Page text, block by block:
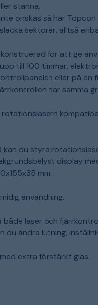
stanna.
önskas så har Topcon
sektorer, alltså
för att ge
till 100 timmar,
eller på en
har samma
du styra
display
mm.
användning.
laser och
du ändra lutning,
extra förstärkt glas.